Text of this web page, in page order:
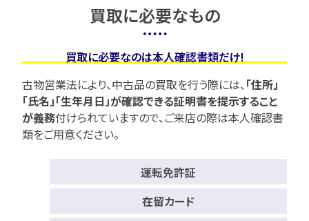
買取に必要なもの
買取に必要なのは本人確認書類だけ!
古物営業法により、中古品の買取を行う際には、「住所」
「氏名」「生年月日」が確認できる証明書を提示すること
が義務付けられていますので、ご来店の際は本人確認書
類をご用意ください。
運転免許証
在留カード